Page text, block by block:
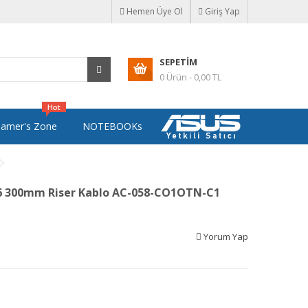
Hemen Üye Ol Giriş Yap
SEPETIM
0 Ürün - 0,00 TL
Zone NOTEBOOKs
Riser Kablo AC-058-CO1OTN-C1
Yorum Yap